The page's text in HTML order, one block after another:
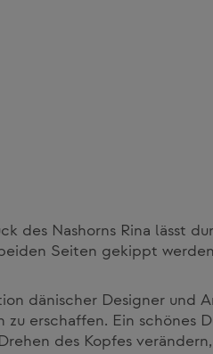
des Nashorns Rina lässt
Seiten gekippt
dänischer Designer und
zu erschaffen. Ein schönes
des Kopfes